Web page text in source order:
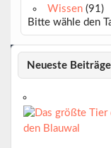
Wissen(91)
Bitte wähle den
Neueste Beiträge